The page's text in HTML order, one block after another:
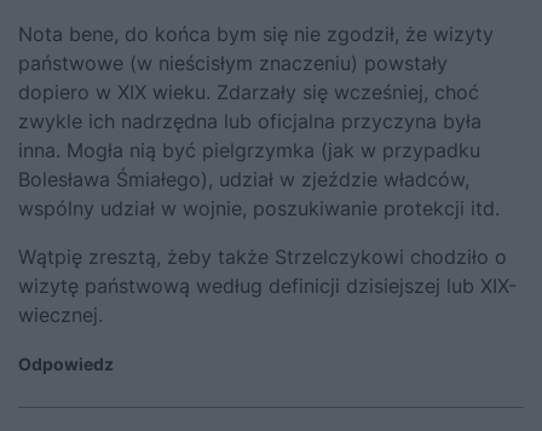
Nota bene, do końca bym się nie zgodził, że wizyty
państwowe (w nieścisłym znaczeniu) powstały
dopiero w XIX wieku. Zdarzały się wcześniej, choć
zwykle ich nadrzędna lub oficjalna przyczyna była
inna. Mogła nią być pielgrzymka (jak w przypadku
Bolesława Śmiałego), udział w zjeździe władców,
wspólny udział w wojnie, poszukiwanie protekcji itd.
Wątpię zresztą, żeby także Strzelczykowi chodziło o
wizytę państwową według definicji dzisiejszej lub XIX-
wiecznej.
Odpowiedz